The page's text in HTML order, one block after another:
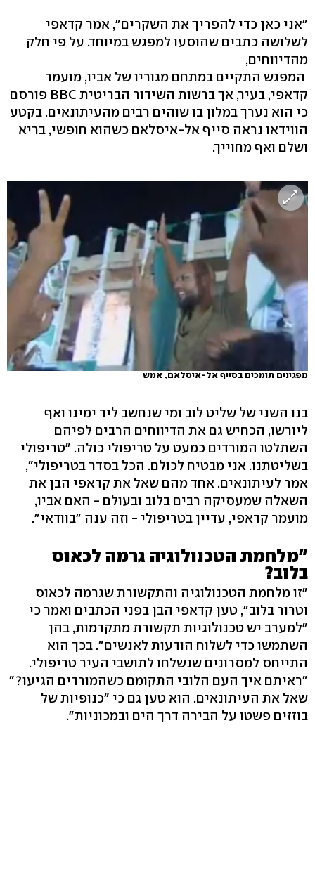
"אני כאן כדי להפריך את השקרים", אמר קדאפי
לשלושה כתבים שהוסעו למפגש במיוחד. על פי חלק
מהדיווחים,
המפגש התקיים במתחם מגוריו של אביו, מועמר
קדאפי, בעיר, אך ברשות השידור הבריטית BBC פורסם
כי הוא נערך במלון בו שוהים רבים מהעיתונאים. בקטע
הווידאו נראה סייף אל-איסלאם כשהוא חופשי, בריא
ושלם ואף מחוייך.
מפגינים תומכים בסייף אל-איסלאם, אמש
בנו השני של שליט לוב ומי שנחשב ליד ימינו ואף
ליורשו, הכחיש גם את הדיווחים הרבים לפיהם
השתלטו המורדים כמעט על טריפולי כולה. "טריפולי
בשליטתנו. אני מבטיח לכולם. הכל בסדר בטריפולי",
אמר לעיתונאים. אחד מהם שאל את קדאפי הבן את
השאלה שמעסיקה רבים בלוב ובעולם - האם אביו,
מועמר קדאפי, עדיין בטריפולי - וזה ענה "בוודאי".
"מלחמת הטכנולוגיה גרמה לכאוס
בלוב?
"זו מלחמת הטכנולוגיה והתקשורת שגרמה לכאוס
וטרור בלוב", טען קדאפי הבן בפני הכתבים ואמר כי
"למערב יש טכנולוגיות תקשורת מתקדמות, בהן
השתמשו כדי לשלוח הודעות לאנשים". בכך הוא
התייחס למסרונים שנשלחו לתושבי העיר טריפולי.
"ראיתם איך העם הלובי התקומם כשהמורדים הגיעו?"
שאל את העיתונאים. הוא טען גם כי "כנופיות של
בוזזים פשטו על הבירה דרך הים ובמכוניות".